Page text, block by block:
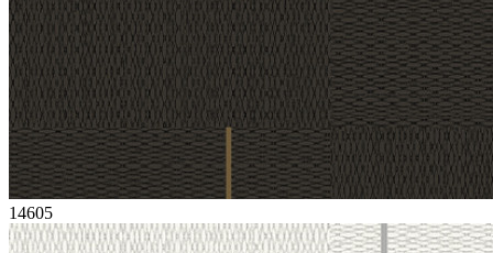
14605